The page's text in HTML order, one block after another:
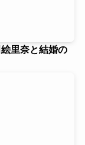
里奈と結婚の